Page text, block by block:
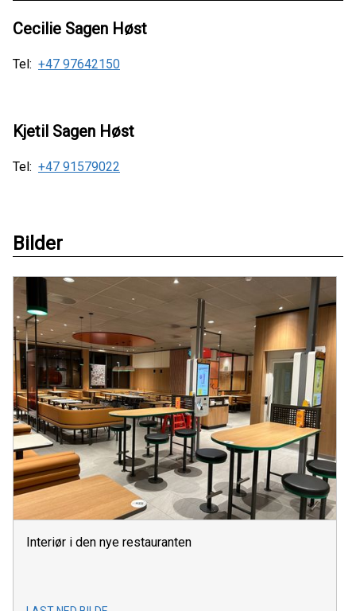
Cecilie Sagen Høst
Tel: +47 97642150
Kjetil Sagen Høst
Tel: +47 91579022
Bilder
Interiør i den nye restauranten